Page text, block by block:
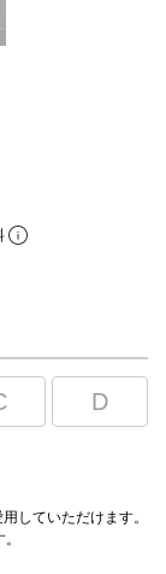
D
していただけます。